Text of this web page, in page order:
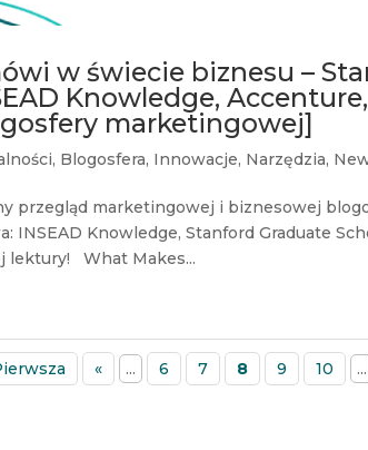
w świecie biznesu –
Knowledge,
marketingowej]
, Blogosfera, Innowacje, Narzędzia,
przegląd marketingowej i biznesowej
INSEAD Knowledge, Stanford Graduate
lektury! What Makes...
« ... 6 7 8 9 10 ...